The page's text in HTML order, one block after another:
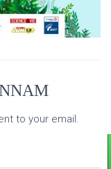
to your email.